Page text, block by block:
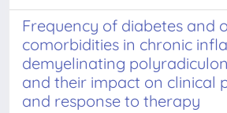
Frequency of diabetes and
comorbidities in chronic
demyelinating
and their impact on clinical
and response to therapy